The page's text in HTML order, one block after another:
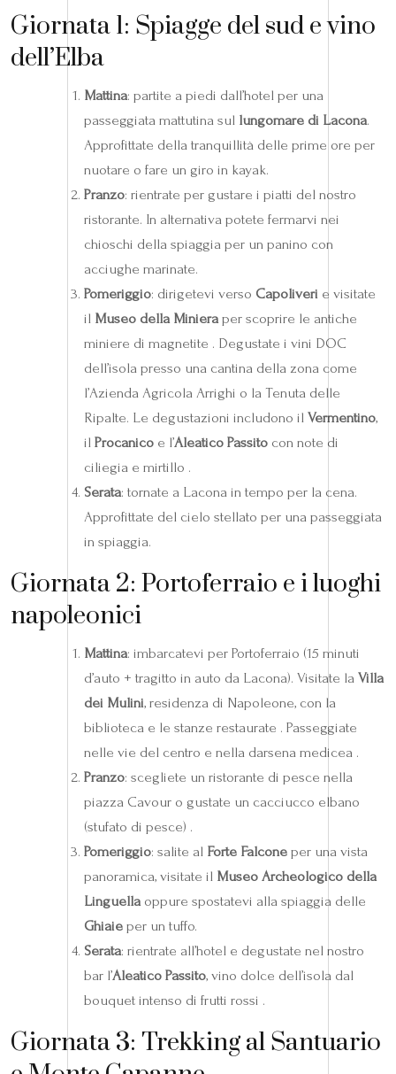
Giornata 1: Spiagge del sud e vino
dell’Elba
Mattina: partite a piedi dall’hotel per una
passeggiata mattutina sul lungomare di Lacona.
Approfittate della tranquillità delle prime ore per
nuotare o fare un giro in kayak.
Pranzo: rientrate per gustare i piatti del nostro
ristorante. In alternativa potete fermarvi nei
chioschi della spiaggia per un panino con
acciughe marinate.
Pomeriggio: dirigetevi verso Capoliveri e visitate
il Museo della Minieraper scoprire le antiche
miniere di magnetite . Degustate i vini DOC
dell’isola presso una cantina della zona come
l’Azienda Agricola Arrighi o la Tenuta delle
Ripalte. Le degustazioni includono il Vermentino,
il Procanico e l’Aleatico Passito con note di
ciliegia e mirtillo .
Serata: tornate a Lacona in tempo per la cena.
Approfittate del cielo stellato per una passeggiata
in spiaggia.
Giornata 2: Portoferraio e i luoghi
napoleonici
Mattina: imbarcatevi per Portoferraio (15 minuti
d’auto + tragitto in auto da Lacona). Visitate la Villa
dei Mulini, residenza di Napoleone, con la
biblioteca e le stanze restaurate . Passeggiate
nelle vie del centro e nella darsena medicea .
Pranzo: scegliete un ristorante di pesce nella
piazza Cavour o gustate un cacciucco elbano
(stufato di pesce) .
Pomeriggio: salite al Forte Falcone per una vista
panoramica, visitate il Museo Archeologico della
Linguellaoppure spostatevi alla spiaggia delle
Ghiaie per un tuffo.
Serata: rientrate all’hotel e degustate nel nostro
bar l’Aleatico Passito, vino dolce dell’isola dal
bouquet intenso di frutti rossi .
Giornata 3: Trekking al Santuario